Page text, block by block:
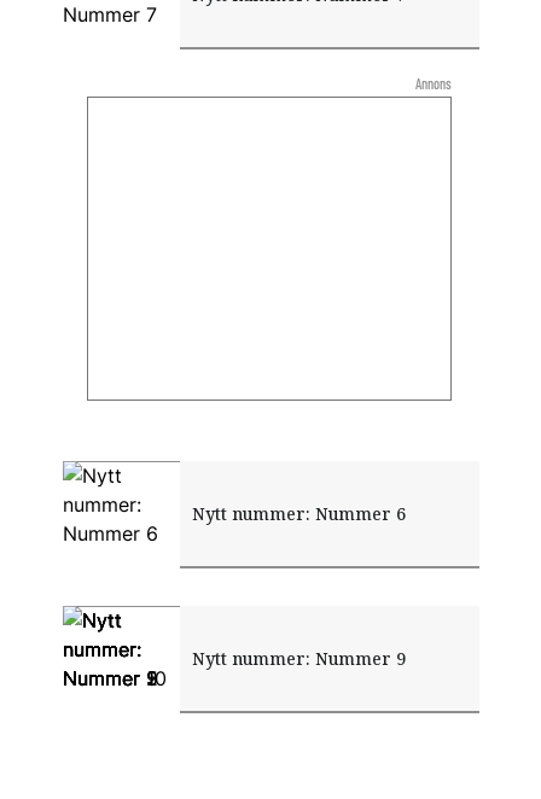
Nytt nummer: Nummer 6
Nytt nummer: Nummer 5
Nytt nummer: Nummer 2
Nytt nummer: Nummer 1
Nytt nummer: Nummer 10
Nytt nummer: Nummer 9
Annons